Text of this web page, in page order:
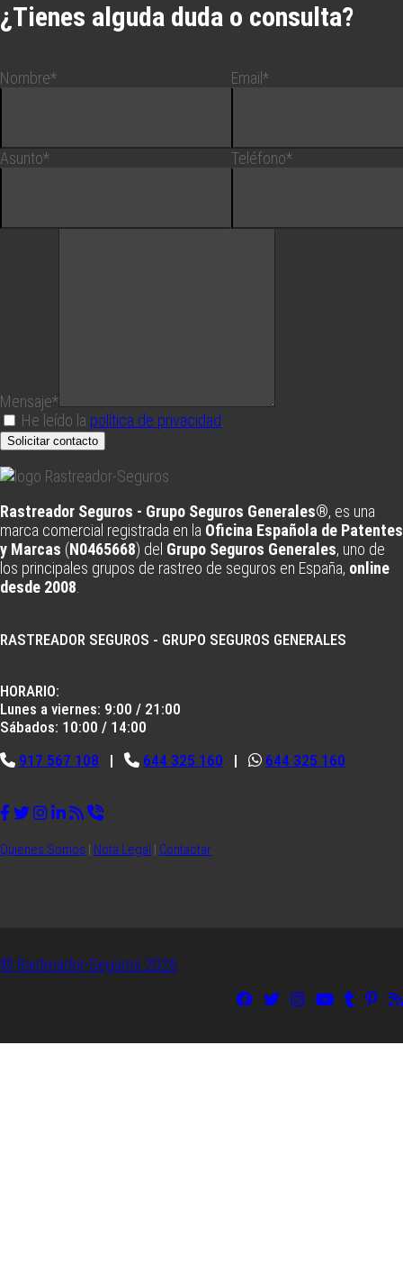
¿Tienes alguda duda o consulta?
Nombre*
Asunto*
Email*
Teléfono*
Mensaje*
He leído la política de privacidad
Solicitar contacto
Rastreador Seguros - Grupo Seguros Generales®, es una
marca comercial registrada en la Oficina Española de Patentes
y Marcas (N0465668) del Grupo Seguros Generales, uno de
los principales grupos de rastreo de seguros en España, online
desde 2008
RASTREADOR SEGUROS - GRUPO SEGUROS GENERALES
HORARIO:
Lunes a viernes: 9:00 / 21:00
Sábados: 10:00 / 14:00
917 567 108 | 644 325 160 | 644 325 160
Quienes Somos | Nota Legal | Contactar
© Rastreador-Seguros 2026